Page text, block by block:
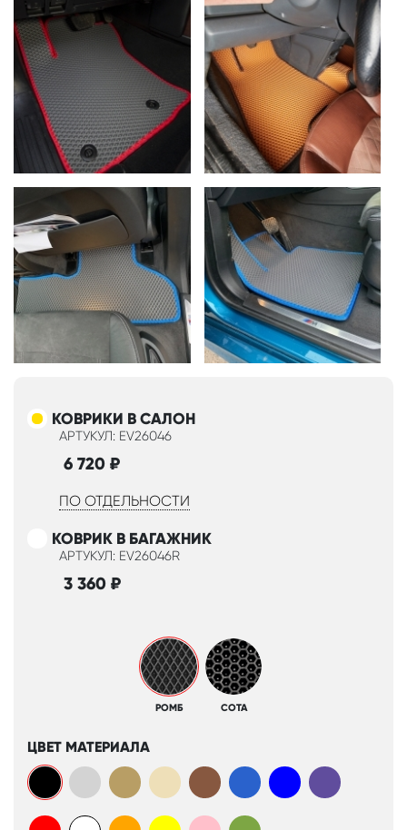
КОВРИКИ В САЛОН
АРТУКУЛ: EV26046
6 720 ₽
ПО ОТДЕЛЬНОСТИ
КОВРИК В БАГАЖНИК
АРТУКУЛ: EV26046R
3 360 ₽
РОМБ СОТА
ЦВЕТ МАТЕРИАЛА